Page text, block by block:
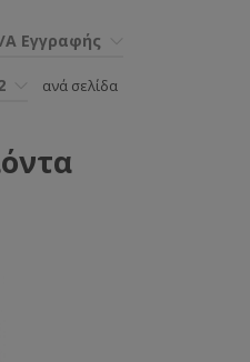
Εγγραφής
ανά σελίδα